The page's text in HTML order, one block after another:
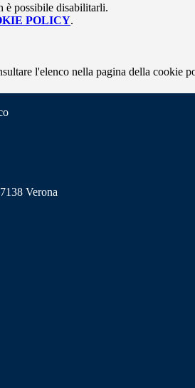
è possibile disabilitarli.
POLICY.
l'elenco nella pagina della cookie
Verona